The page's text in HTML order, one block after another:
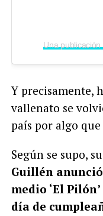
Y precisamente,
vallenato se
país por algo
Según se supo,
Guillén
medio ‘El Pilón’
día de